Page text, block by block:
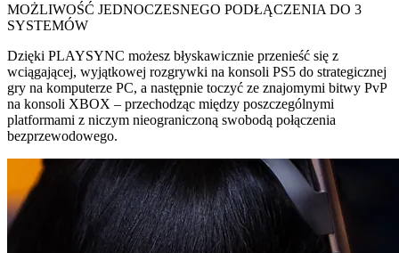
MOŻLIWOŚĆ JEDNOCZESNEGO PODŁĄCZENIA DO 3
SYSTEMÓW
Dzięki PLAYSYNC możesz błyskawicznie przenieść się z
wciągającej, wyjątkowej rozgrywki na konsoli PS5 do strategicznej
gry na komputerze PC, a następnie toczyć ze znajomymi bitwy PvP
na konsoli XBOX – przechodząc między poszczególnymi
platformami z niczym nieograniczoną swobodą połączenia
bezprzewodowego.